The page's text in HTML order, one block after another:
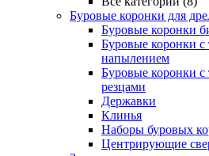
Буровые коронки для
Буровые коронки
Буровые коронки
напылением
Буровые коронки
резцами
Державки
Клинья
Наборы буровых
Центрирующие